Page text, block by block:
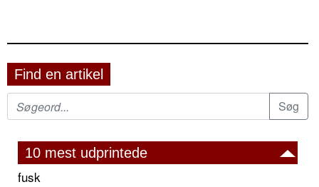
Find en artikel
10 mest udprintede
fusk